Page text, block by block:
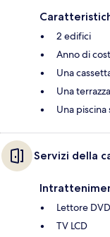
2 edifici
Anno di
Una
Una
Una
Servizi della
Lettore DVD
TV LCD